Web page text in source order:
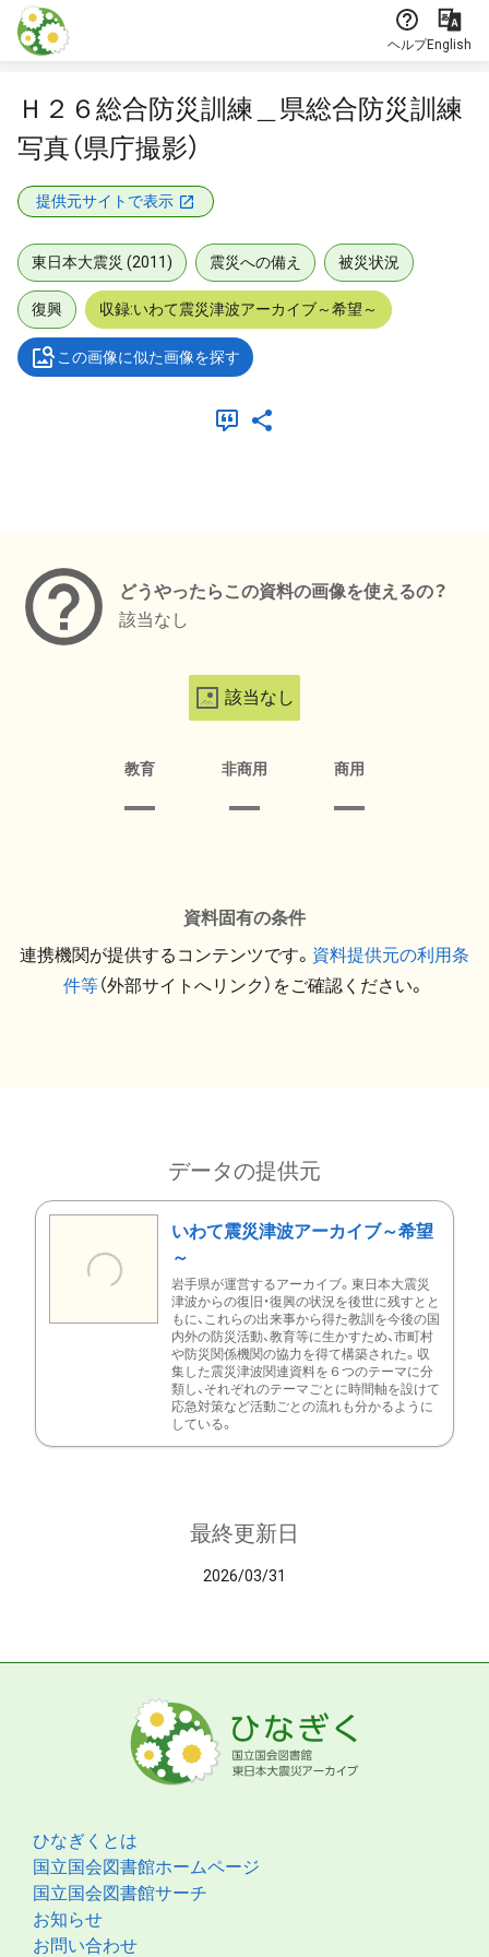
本文に飛ぶ
ヘルプEnglish
Ｈ２６総合防災訓練＿県総合防災訓練
写真（県庁撮影）
提供元サイトで表示
東日本大震災 (2011) 震災への備え 被災状況
復興 収録:いわて震災津波アーカイブ～希望～
この画像に似た画像を探す
どうやったらこの資料の画像を使えるの？
該当なし
該当なし
教育 非商用 商用
資料固有の条件
連携機関が提供するコンテンツです。 資料提供元の利用条
件等（外部サイトへリンク）をご確認ください。
データの提供元
いわて震災津波アーカイブ～希望
～
岩手県が運営するアーカイブ。東日本大震災
津波からの復旧・復興の状況を後世に残すとと
もに、これらの出来事から得た教訓を今後の国
内外の防災活動、教育等に生かすため、市町村
や防災関係機関の協力を得て構築された。収
集した震災津波関連資料を６つのテーマに分
類し、それぞれのテーマごとに時間軸を設けて
応急対策など活動ごとの流れも分かるように
している。
最終更新日
2026/03/31
ひなぎくとは
国立国会図書館ホームページ
国立国会図書館サーチ
お知らせ
お問い合わせ